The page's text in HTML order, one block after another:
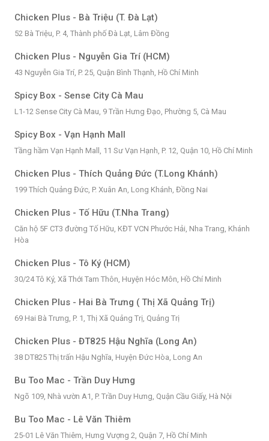
Chicken Plus - Bà Triệu (T. Đà Lạt)
52 Bà Triệu, P. 4, Thành phố Đà Lạt, Lâm Đồng
Chicken Plus - Nguyễn Gia Trí (HCM)
43 Nguyễn Gia Trí, P. 25, Quận Bình Thạnh, Hồ Chí Minh
Spicy Box - Sense City Cà Mau
L1-12 Sense City Cà Mau, 9 Trần Hưng Đạo, Phường 5, Cà Mau
Spicy Box - Vạn Hạnh Mall
Tầng hầm Vạn Hạnh Mall, 11 Sư Vạn Hạnh, P. 12, Quận 10, Hồ Chí Minh
Chicken Plus - Thích Quảng Đức (T.Long Khánh)
199 Thích Quảng Đức, P. Xuân An, Long Khánh, Đồng Nai
Chicken Plus - Tố Hữu (T.Nha Trang)
Căn hộ 5F CT3 đường Tố Hữu, KĐT VCN Phước Hải, Nha Trang, Khánh
Hòa
Chicken Plus - Tô Ký (HCM)
30/24 Tô Ký, Xã Thới Tam Thôn, Huyện Hóc Môn, Hồ Chí Minh
Chicken Plus - Hai Bà Trưng ( Thị Xã Quảng Trị)
69 Hai Bà Trưng, P. 1, Thị Xã Quảng Trị, Quảng Trị
Chicken Plus - ĐT825 Hậu Nghĩa (Long An)
38 DT825 Thị trấn Hậu Nghĩa, Huyện Đức Hòa, Long An
Bu Too Mac - Trần Duy Hưng
Ngõ 109, Nhà vườn A1, P. Trần Duy Hưng, Quận Cầu Giấy, Hà Nội
Bu Too Mac - Lê Văn Thiêm
25-01 Lê Văn Thiêm, Hưng Vượng 2, Quận 7, Hồ Chí Minh